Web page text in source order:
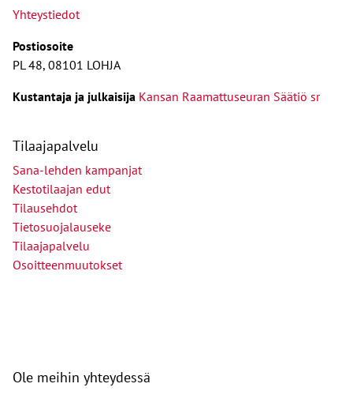
Yhteystiedot
Postiosoite
PL 48, 08101 LOHJA
Kustantaja ja julkaisija Kansan Raamattuseuran Säätiö sr
Tilaajapalvelu
Sana-lehden kampanjat
Kestotilaajan edut
Tilausehdot
Tietosuojalauseke
Tilaajapalvelu
Osoitteenmuutokset
Ole meihin yhteydessä